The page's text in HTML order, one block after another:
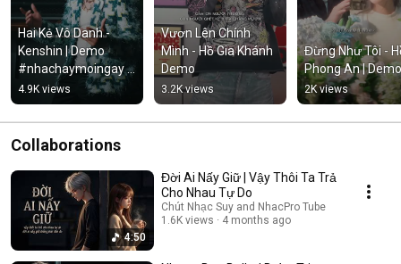
Hai Kẻ Vô Danh -
Kenshin | Demo
#nhachaymoingay
#tamtrang
4.9K views
Vươn Lên Chính
Mình - Hồ Gia Khánh
Demo
3.2K views
Đừng Như Tôi -
Phong An | Demo
2K views
Collaborations
4:50
Đời Ai Nấy Giữ | Vậy Thôi Ta Trả
Cho Nhau Tự Do
Chút Nhạc Suy and NhacPro Tube
1.6K views
4 months ago